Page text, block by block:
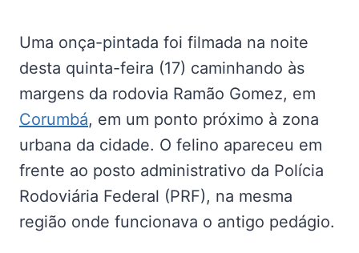
Uma onça-pintada foi filmada na noite
desta quinta-feira (17) caminhando às
margens da rodovia Ramão Gomez, em
Corumbá, em um ponto próximo à zona
urbana da cidade. O felino apareceu em
frente ao posto administrativo da Polícia
Rodoviária Federal (PRF), na mesma
região onde funcionava o antigo pedágio.